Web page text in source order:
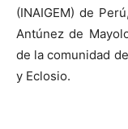
(INAIGEM) de
Antúnez de
de la comunidad
y Eclosio.